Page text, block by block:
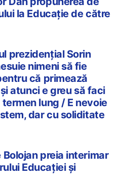
la Educație de către
prezidențial Sorin
nimeni să fie
că primează
atunci e greu să faci
lung / E nevoie
dar cu soliditate
Bolojan preia interimar
Educației și